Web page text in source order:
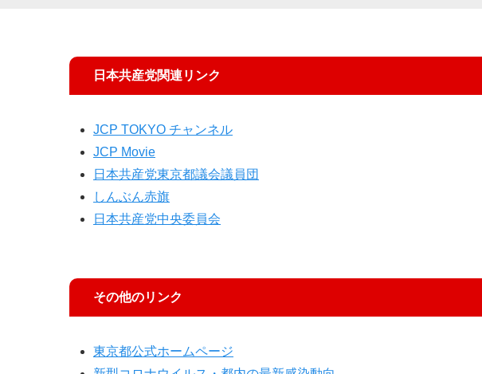
日本共産党関連リンク
JCP TOKYO チャンネル
JCP Movie
日本共産党東京都議会議員団
しんぶん赤旗
日本共産党中央委員会
その他のリンク
東京都公式ホームページ